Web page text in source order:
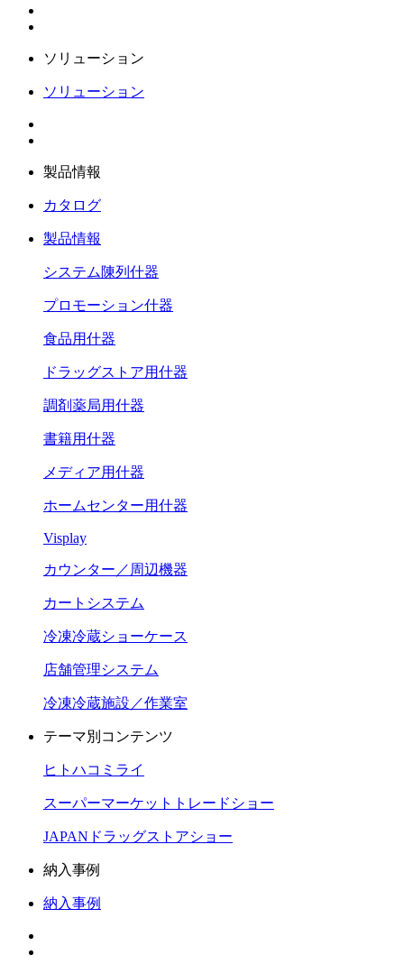
ソリューション
ソリューション
製品情報
カタログ
製品情報
システム陳列什器
プロモーション什器
食品用什器
ドラッグストア用什器
調剤薬局用什器
書籍用什器
メディア用什器
ホームセンター用什器
Visplay
カウンター／周辺機器
カートシステム
冷凍冷蔵ショーケース
店舗管理システム
冷凍冷蔵施設／作業室
テーマ別コンテンツ
ヒトハコミライ
スーパーマーケットトレードショー
JAPANドラッグストアショー
納入事例
納入事例